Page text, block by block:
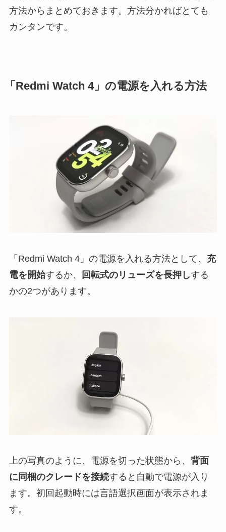
方法からまとめておきます。方法分かればとても
カンタンです。
「Redmi Watch 4」の電源を入れる方法
「Redmi Watch 4」の電源を入れる方法として、 充
電を開始するか、 回転式のリューズを長押しする
かの2つがあります。
上の写真のように、電源を切った状態から、 背面
に同梱のクレードを接続すると自動で電源が入り
ます。初回起動時には言語選択画面が表示されま
す。